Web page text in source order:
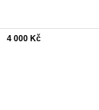
4 000 Kč